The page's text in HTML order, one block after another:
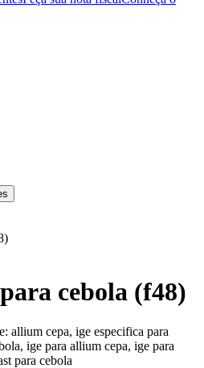
cebola (f48)
allium cepa, ige especifica para
ige para allium cepa, ige para
para cebola